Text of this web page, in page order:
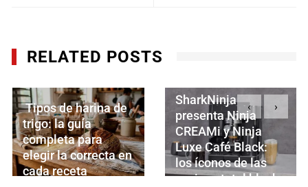
RELATED POSTS
SharkNinja
presenta Ninja
CREAMi y Ninja
Luxe Café Black:
los íconos de las
cocinas total black
Centro de
Experiencia Essen,
un nuevo espacio
culinario para
conectar con
distribuidores y
‹ ›